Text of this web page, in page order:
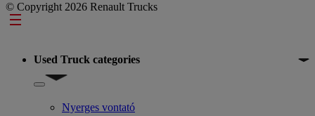
© Copyright 2026 Renault Trucks
Footer
Used Truck categories
Show submenu for Used Truck categories
Nyerges vontató